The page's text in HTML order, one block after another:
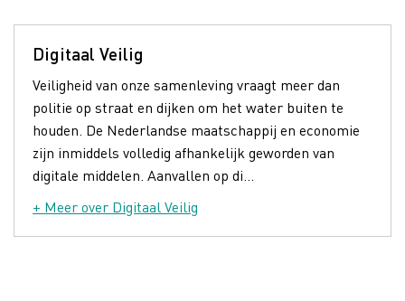
Digitaal Veilig
Veiligheid van onze samenleving vraagt meer dan
politie op straat en dijken om het water buiten te
houden. De Nederlandse maatschappij en economie
zijn inmiddels volledig afhankelijk geworden van
digitale middelen. Aanvallen op di...
+ Meer over Digitaal Veilig